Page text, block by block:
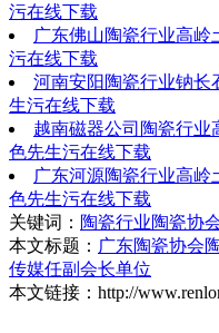
污在线下载
广东佛山陶瓷行业高岭
污在线下载
河南安阳陶瓷行业钠
生污在线下载
越南磁器公司陶瓷行
色先生污在线下载
广东河源陶瓷行业高
色先生污在线下载
关键词： 陶瓷行业陶瓷协
本文标题： 广东陶瓷协会
传媒任副会长单位
本文链接：http://